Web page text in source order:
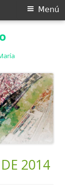
Menú
2014